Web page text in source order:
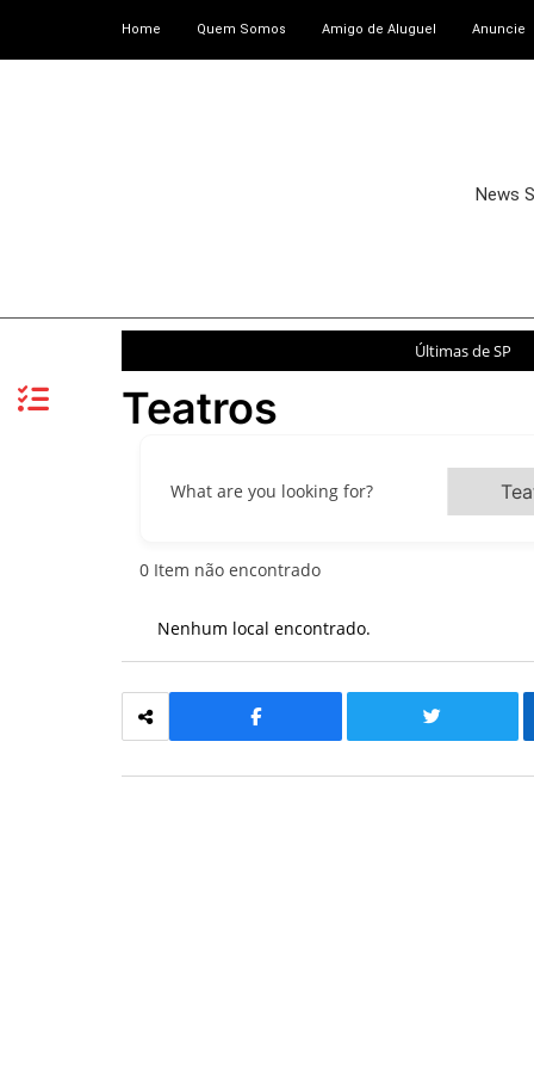
Home Quem Somos Amigo de Aluguel Anuncie
News
Últimas de SP
Teatros
What are you looking for?
0 Item não encontrado
Nenhum local encontrado.